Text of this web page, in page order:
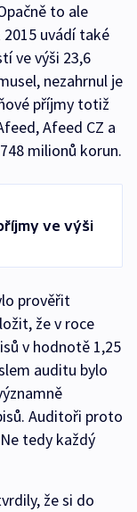
to ale
uvádí také
ve výši 23,6
nezahrnul je
příjmy totiž
Afeed CZ a
milionů korun.
ve výši
prověřit
že v roce
v hodnotě 1,25
auditu bylo
Auditoři proto
tedy každý
že si do